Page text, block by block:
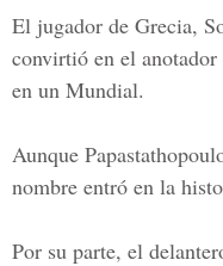
El jugador de Grecia,
convirtió en el
en un Mundial.
Aunque
nombre entró en la
Por su parte, el